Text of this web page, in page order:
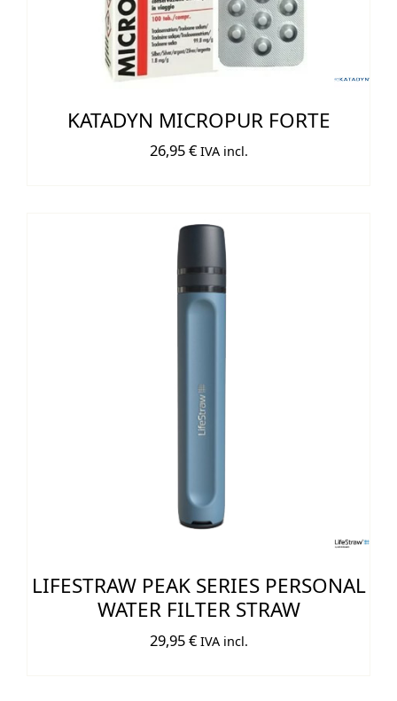
KATADYN MICROPUR FORTE
26,95€ IVA incl.
LIFESTRAW PEAK SERIES PERSONAL
WATER FILTER STRAW
29,95€ IVA incl.